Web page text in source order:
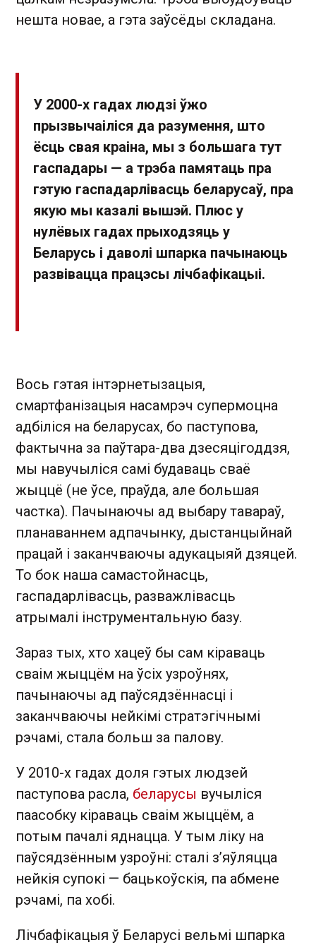
нешта новае, а гэта заўсёды складана.
У 2000-х гадах людзі ўжо
прызвычаіліся да разумення, што
ёсць свая краіна, мы з большага тут
гаспадары — а трэба памятаць пра
гэтую гаспадарлівасць беларусаў, пра
якую мы казалі вышэй. Плюс у
нулёвых гадах прыходзяць у
Беларусь і даволі шпарка пачынаюць
развівацца працэсы лічбафікацыі.
Вось гэтая інтэрнетызацыя,
смартфанізацыя насамрэч супермоцна
адбіліся на беларусах, бо паступова,
фактычна за паўтара-два дзесяцігоддзя,
мы навучыліся самі будаваць сваё
жыццё (не ўсе, праўда, але большая
частка). Пачынаючы ад выбару тавараў,
планаваннем адпачынку, дыстанцыйнай
працай і заканчваючы адукацыяй дзяцей.
То бок наша самастойнасць,
гаспадарлівасць, разважлівасць
атрымалі інструментальную базу.
Зараз тых, хто хацеў бы сам кіраваць
сваім жыццём на ўсіх узроўнях,
пачынаючы ад паўсядзённасці і
заканчваючы нейкімі стратэгічнымі
рэчамі, стала больш за палову.
У 2010-х гадах доля гэтых людзей
паступова расла, беларусы вучыліся
паасобку кіраваць сваім жыццём, а
потым пачалі яднацца. У тым ліку на
паўсядзённым узроўні: сталі з’яўляцца
нейкія супокі — бацькоўскія, па абмене
рэчамі, па хобі.
Лічбафікацыя ў Беларусі вельмі шпарка